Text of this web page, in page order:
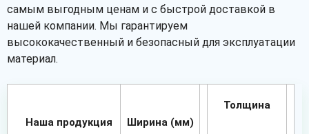
самым выгодным ценам и с быстрой доставкой в
нашей компании. Мы гарантируем
высококачественный и безопасный для эксплуатации
материал.
Наша продукция Ширина (мм)
Толщина